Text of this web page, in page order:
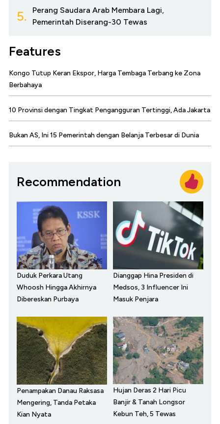
5.
Perang Saudara Arab Membara Lagi,
Pemerintah Diserang-30 Tewas
Features
Kongo Tutup Keran Ekspor, Harga Tembaga Terbang ke Zona
Berbahaya
10 Provinsi dengan Tingkat Pengangguran Tertinggi, Ada Jakarta
Bukan AS, Ini 15 Pemerintah dengan Belanja Terbesar di Dunia
Recommendation
Duduk Perkara Utang
Whoosh Hingga Akhirnya
Dibereskan Purbaya
Dianggap Hina Presiden di
Medsos, 3 Influencer Ini
Masuk Penjara
Penampakan Danau Raksasa
Mengering, Tanda Petaka
Kian Nyata
Hujan Deras 2 Hari Picu
Banjir & Tanah Longsor
Kebun Teh, 5 Tewas